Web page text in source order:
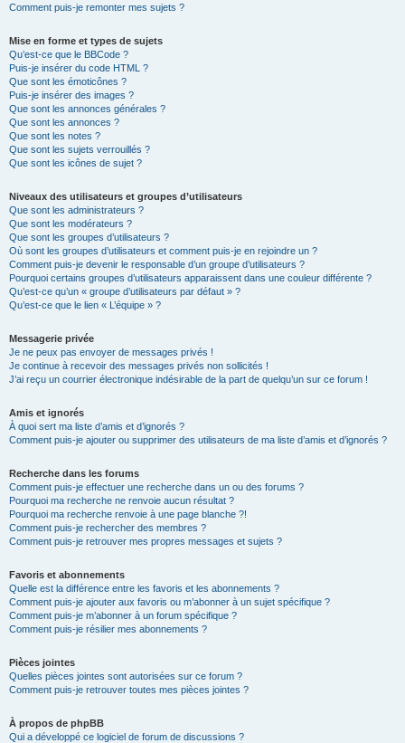
Comment puis-je remonter mes sujets ?
Mise en forme et types de sujets
Qu’est-ce que le BBCode ?
Puis-je insérer du code HTML ?
Que sont les émoticônes ?
Puis-je insérer des images ?
Que sont les annonces générales ?
Que sont les annonces ?
Que sont les notes ?
Que sont les sujets verrouillés ?
Que sont les icônes de sujet ?
Niveaux des utilisateurs et groupes d’utilisateurs
Que sont les administrateurs ?
Que sont les modérateurs ?
Que sont les groupes d’utilisateurs ?
Où sont les groupes d’utilisateurs et comment puis-je en rejoindre un ?
Comment puis-je devenir le responsable d’un groupe d’utilisateurs ?
Pourquoi certains groupes d’utilisateurs apparaissent dans une couleur différente ?
Qu’est-ce qu’un « groupe d’utilisateurs par défaut » ?
Qu’est-ce que le lien « L’équipe » ?
Messagerie privée
Je ne peux pas envoyer de messages privés !
Je continue à recevoir des messages privés non sollicités !
J’ai reçu un courrier électronique indésirable de la part de quelqu’un sur ce forum !
Amis et ignorés
À quoi sert ma liste d’amis et d’ignorés ?
Comment puis-je ajouter ou supprimer des utilisateurs de ma liste d’amis et d’ignorés ?
Recherche dans les forums
Comment puis-je effectuer une recherche dans un ou des forums ?
Pourquoi ma recherche ne renvoie aucun résultat ?
Pourquoi ma recherche renvoie à une page blanche ?!
Comment puis-je rechercher des membres ?
Comment puis-je retrouver mes propres messages et sujets ?
Favoris et abonnements
Quelle est la différence entre les favoris et les abonnements ?
Comment puis-je ajouter aux favoris ou m’abonner à un sujet spécifique ?
Comment puis-je m’abonner à un forum spécifique ?
Comment puis-je résilier mes abonnements ?
Pièces jointes
Quelles pièces jointes sont autorisées sur ce forum ?
Comment puis-je retrouver toutes mes pièces jointes ?
À propos de phpBB
Qui a développé ce logiciel de forum de discussions ?